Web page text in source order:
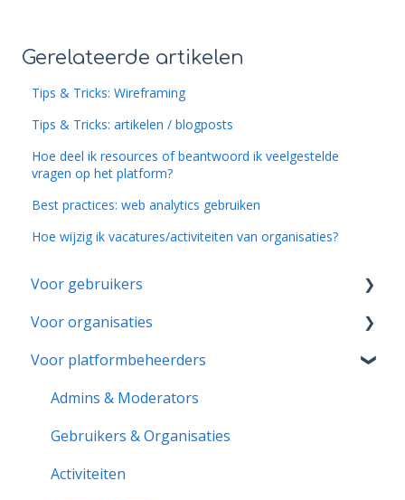
Gerelateerde artikelen
Tips & Tricks: Wireframing
Tips & Tricks: artikelen / blogposts
Hoe deel ik resources of beantwoord ik veelgestelde
vragen op het platform?
Best practices: web analytics gebruiken
Hoe wijzig ik vacatures/activiteiten van organisaties?
Voor gebruikers
Account & Instellingen
Aanmeldingen & Activiteitenrapporten
Notificaties & Berichten
Rollen & Lidmaatschap
Vrijwilligerspool
Voor organisaties
Aan de slag
Pagina & Instellingen
Rollen & Lidmaatschap
Activiteiten
Voor platformbeheerders
Admins & Moderators
Gebruikers & Organisaties
Activiteiten